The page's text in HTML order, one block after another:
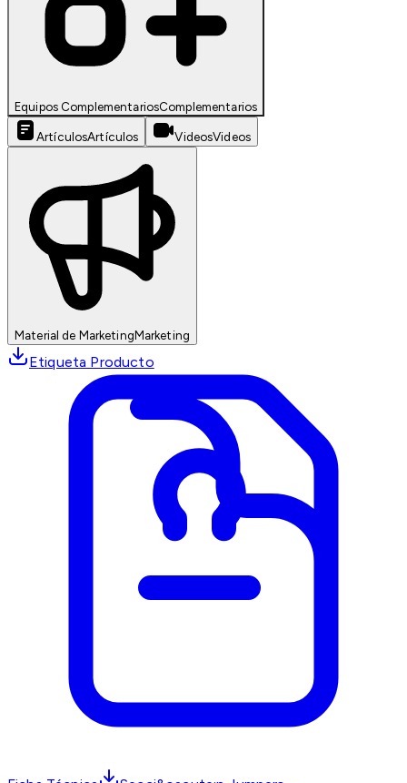
Equipos ComplementariosComplementarios
ArtículosArtículos VideosVideos
Material de MarketingMarketing
Etiqueta Producto